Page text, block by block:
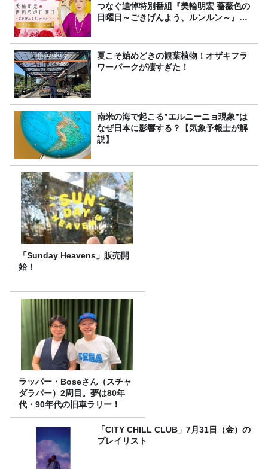
つなぐ追悼特別番組『美輪明宏 薔薇色の
日曜日～ごきげんよう、ルンルン～』
夏こそ始めどきの観葉植物！オザキフラ
ワーパークが凄すぎた！
南米の海で起こる”エルニーニョ現象”は
なぜ日本に影響する？【気象予報士が解
説】
「Sunday Heavens」販売開
始！
ラッパー・Boseさん（スチャ
ダラパー）2周目。夢は80年
代・90年代の旧車ラリー！
「CITY CHILL CLUB」7月31日（金）の
プレイリスト